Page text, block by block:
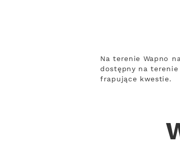
Na terenie Wapno
dostępny na
frapujące kwestie.